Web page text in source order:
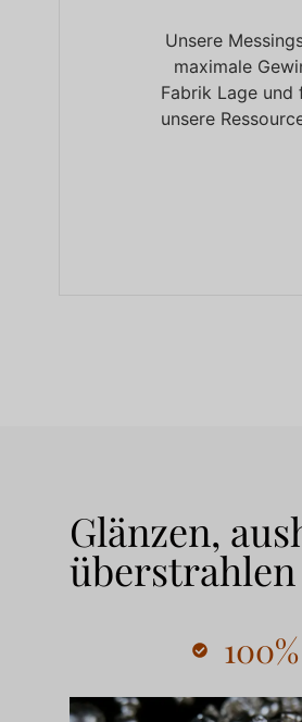
Unsere
maximale
Fabrik Lage
unsere
Glänzen,
überstrahlen